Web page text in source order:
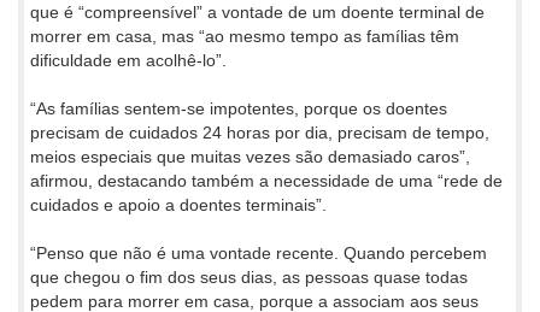
que é “compreensível” a vontade de um doente terminal de
morrer em casa, mas “ao mesmo tempo as famílias têm
dificuldade em acolhê-lo”.
“As famílias sentem-se impotentes, porque os doentes
precisam de cuidados 24 horas por dia, precisam de tempo,
meios especiais que muitas vezes são demasiado caros”,
afirmou, destacando também a necessidade de uma “rede de
cuidados e apoio a doentes terminais”.
“Penso que não é uma vontade recente. Quando percebem
que chegou o fim dos seus dias, as pessoas quase todas
pedem para morrer em casa, porque a associam aos seus